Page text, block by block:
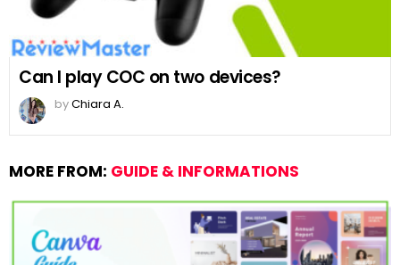
Can I play COC on two devices?
byChiara A.
MORE FROM: GUIDE & INFORMATIONS